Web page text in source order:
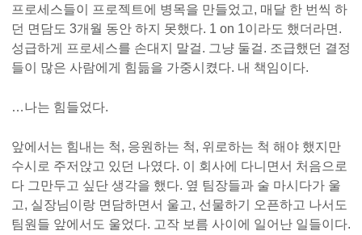
프로세스들이 프로젝트에 병목을 만들었고, 매달 한 번씩 하
던 면담도 3개월 동안 하지 못했다. 1 on 1이라도 했더라면.
성급하게 프로세스를 손대지 말걸. 그냥 둘걸. 조급했던 결정
들이 많은 사람에게 힘듦을 가중시켰다. 내 책임이다.
…나는 힘들었다.
앞에서는 힘내는 척, 응원하는 척, 위로하는 척 해야 했지만
수시로 주저앉고 있던 나였다. 이 회사에 다니면서 처음으로
다 그만두고 싶단 생각을 했다. 옆 팀장들과 술 마시다가 울
고, 실장님이랑 면담하면서 울고, 선물하기 오픈하고 나서도
팀원들 앞에서도 울었다. 고작 보름 사이에 일어난 일들이다.